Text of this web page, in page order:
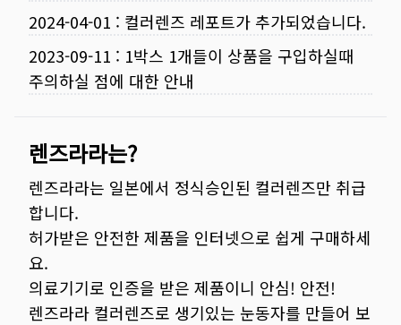
2024-04-01 : 컬러렌즈 레포트가 추가되었습니다.
2023-09-11 : 1박스 1개들이 상품을 구입하실때
주의하실 점에 대한 안내
렌즈라라는?
렌즈라라는 일본에서 정식승인된 컬러렌즈만 취급
합니다.
허가받은 안전한 제품을 인터넷으로 쉽게 구매하세
요.
의료기기로 인증을 받은 제품이니 안심! 안전!
렌즈라라 컬러렌즈로 생기있는 눈동자를 만들어 보